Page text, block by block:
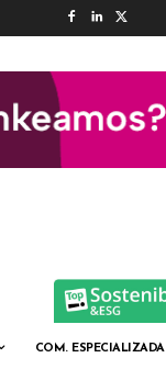
COM. ESPECIALIZADA